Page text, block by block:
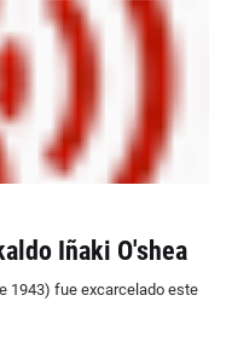
Iñaki O'shea
1943) fue excarcelado este